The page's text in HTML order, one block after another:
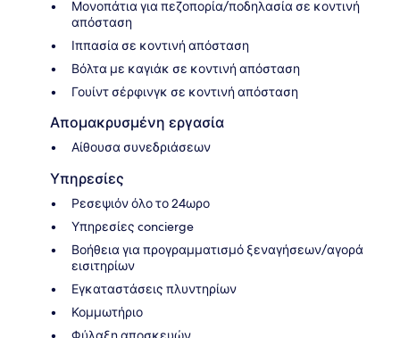
Μονοπάτια για πεζοπορία/ποδηλασία σε κοντινή
απόσταση
Ιππασία σε κοντινή απόσταση
Βόλτα με καγιάκ σε κοντινή απόσταση
Γουίντ σέρφινγκ σε κοντινή απόσταση
Απομακρυσμένη εργασία
Αίθουσα συνεδριάσεων
Υπηρεσίες
Ρεσεψιόν όλο το 24ωρο
Υπηρεσίες concierge
Βοήθεια για προγραμματισμό ξεναγήσεων/αγορά
εισιτηρίων
Εγκαταστάσεις πλυντηρίων
Κομμωτήριο